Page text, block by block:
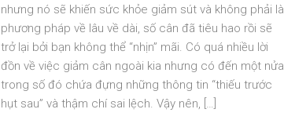
nhưng nó sẽ khiến sức khỏe giảm sút và không phải là
phương pháp về lâu về dài, số cân đã tiêu hao rồi sẽ
trở lại bởi bạn không thể “nhịn” mãi. Có quá nhiều lời
đồn về việc giảm cân ngoài kia nhưng có đến một nửa
trong số đó chứa đựng những thông tin “thiếu trước
hụt sau” và thậm chí sai lệch. Vậy nên, […]